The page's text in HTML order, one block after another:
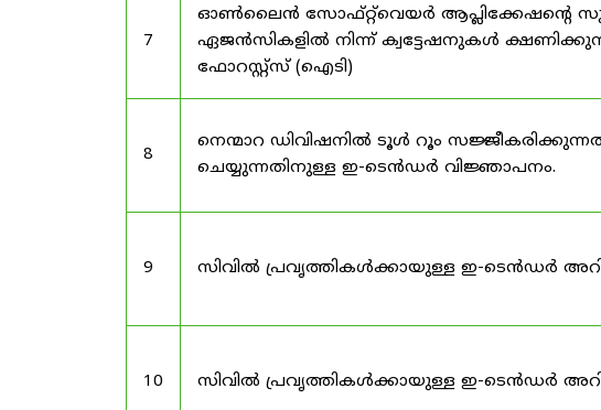
7
ഓൺലൈൻ സോഫ്റ്റ്‌വെയർ ആപ്ലിക്കേഷന്റെ
ഏജൻസികളിൽ നിന്ന് ക്വട്ടേഷനുകൾ
ഫോറസ്റ്റ്സ് (ഐടി)
8
നെന്മാറ ഡിവിഷനിൽ ടൂൾ റൂം
ചെയ്യുന്നതിനുള്ള ഇ-ടെൻഡർ വിജ്ഞാപനം.
9 സിവിൽ പ്രവൃത്തികൾക്കായുള്ള ഇ-ടെൻഡർ
10 സിവിൽ പ്രവൃത്തികൾക്കായുള്ള ഇ-ടെൻഡർ